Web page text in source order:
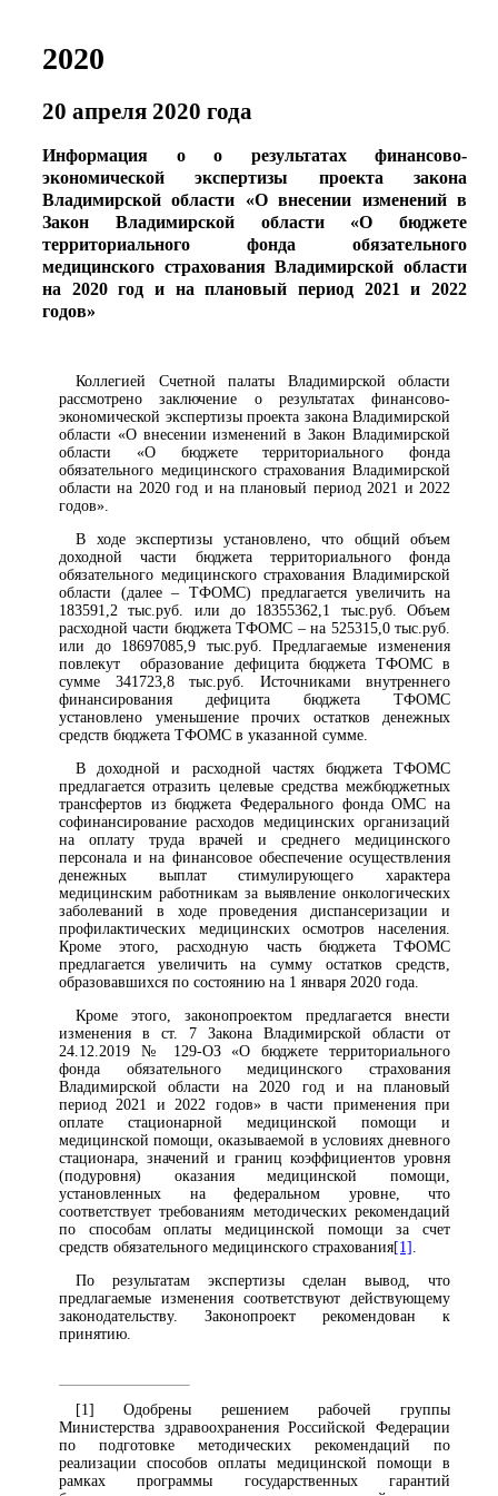
2020
20 апреля 2020 года
Информация о о результатах финансово-
экономической экспертизы проекта закона
Владимирской области «О внесении изменений в
Закон Владимирской области «О бюджете
территориального фонда обязательного
медицинского страхования Владимирской области
на 2020 год и на плановый период 2021 и 2022
годов»
Коллегией Счетной палаты Владимирской области
рассмотрено заключение о результатах финансово-
экономической экспертизы проекта закона Владимирской
области «О внесении изменений в Закон Владимирской
области «О бюджете территориального фонда
обязательного медицинского страхования Владимирской
области на 2020 год и на плановый период 2021 и 2022
годов».
В ходе экспертизы установлено, что общий объем
доходной части бюджета территориального фонда
обязательного медицинского страхования Владимирской
области (далее – ТФОМС) предлагается увеличить на
183591,2 тыс.руб. или до 18355362,1 тыс.руб. Объем
расходной части бюджета ТФОМС – на 525315,0 тыс.руб.
или до 18697085,9 тыс.руб. Предлагаемые изменения
повлекут образование дефицита бюджета ТФОМС в
сумме 341723,8 тыс.руб. Источниками внутреннего
финансирования дефицита бюджета ТФОМС
установлено уменьшение прочих остатков денежных
средств бюджета ТФОМС в указанной сумме.
В доходной и расходной частях бюджета ТФОМС
предлагается отразить целевые средства межбюджетных
трансфертов из бюджета Федерального фонда ОМС на
софинансирование расходов медицинских организаций
на оплату труда врачей и среднего медицинского
персонала и на финансовое обеспечение осуществления
денежных выплат стимулирующего характера
медицинским работникам за выявление онкологических
заболеваний в ходе проведения диспансеризации и
профилактических медицинских осмотров населения.
Кроме этого, расходную часть бюджета ТФОМС
предлагается увеличить на сумму остатков средств,
образовавшихся по состоянию на 1 января 2020 года.
Кроме этого, законопроектом предлагается внести
изменения в ст. 7 Закона Владимирской области от
24.12.2019 № 129-ОЗ «О бюджете территориального
фонда обязательного медицинского страхования
Владимирской области на 2020 год и на плановый
период 2021 и 2022 годов» в части применения при
оплате стационарной медицинской помощи и
медицинской помощи, оказываемой в условиях дневного
стационара, значений и границ коэффициентов уровня
(подуровня) оказания медицинской помощи,
установленных на федеральном уровне, что
соответствует требованиям методических рекомендаций
по способам оплаты медицинской помощи за счет
средств обязательного медицинского страхования[1] .
По результатам экспертизы сделан вывод, что
предлагаемые изменения соответствуют действующему
законодательству. Законопроект рекомендован к
принятию.
[1] Одобрены решением рабочей группы
Министерства здравоохранения Российской Федерации
по подготовке методических рекомендаций по
реализации способов оплаты медицинской помощи в
рамках программы государственных гарантий